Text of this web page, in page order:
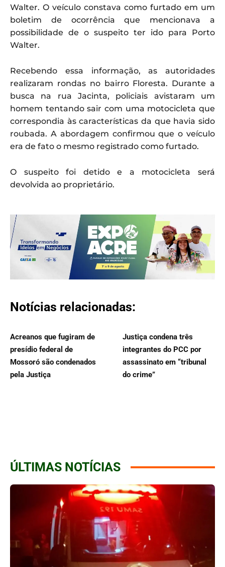
Walter. O veículo constava como furtado em um
boletim de ocorrência que mencionava a
possibilidade de o suspeito ter ido para Porto
Walter.
Recebendo essa informação, as autoridades
realizaram rondas no bairro Floresta. Durante a
busca na rua Jacinta, policiais avistaram um
homem tentando sair com uma motocicleta que
correspondia às características da que havia sido
roubada. A abordagem confirmou que o veículo
era de fato o mesmo registrado como furtado.
O suspeito foi detido e a motocicleta será
devolvida ao proprietário.
Notícias relacionadas:
Acreanos que fugiram de
presídio federal de
Mossoró são condenados
pela Justiça
Justiça condena três
integrantes do PCC por
assassinato em “tribunal
do crime”
ÚLTIMAS NOTÍCIAS